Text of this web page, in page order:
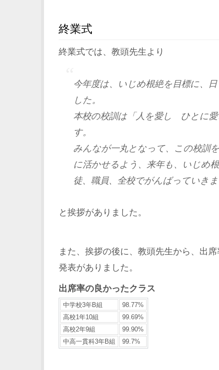
終業式
終業式では、教頭先生より
今年度は、いじめ根絶を目標に、
した。
本校の校訓は「人を愛し ひとに
す。
みんなが一丸となって、この校訓
に活かせるよう、来年も、いじめ
徒、職員、全校でがんばっていき
と挨拶がありました。
また、挨拶の後に、教頭先生から、出
発表がありました。
出席率の良かったクラス
中学校3年B組
98.77%
高校1年10組
99.69%
高校2年9組
99.90%
中高一貫科3年B組
99.7%